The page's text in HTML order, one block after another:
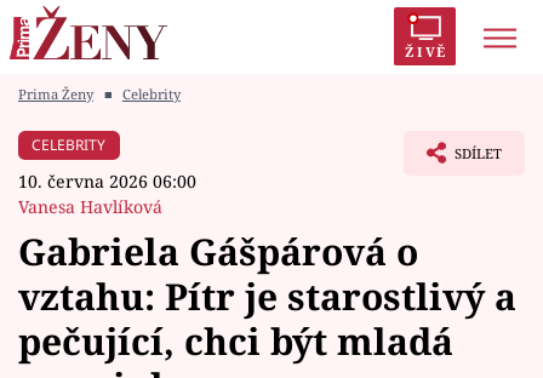
ŽIVĚ
Módní alarm
Témata
Celebrity
Prima Ženy ■ Celebrity
CELEBRITY
10. června 2026 06:00
Vanesa Havlíková
SDÍLET
Gabriela Gášpárová o
vztahu: Pítr je starostlivý a
pečující, chci být mladá